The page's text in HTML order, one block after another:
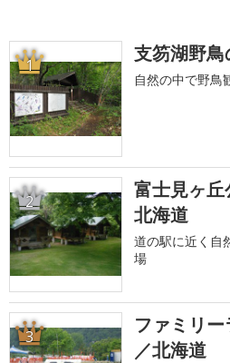
1 支笏湖野
自然の中で野鳥
2
富士見ヶ
北海道
道の駅に近く自
場
3
ファミリ
／北海道